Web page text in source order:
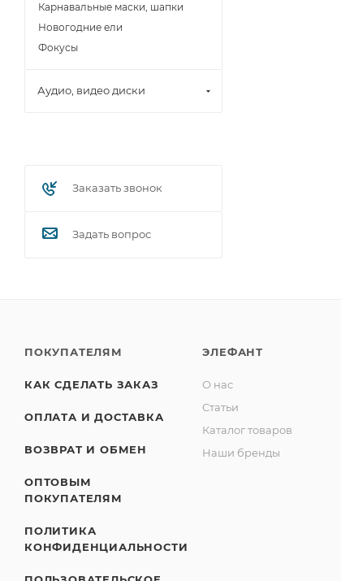
Карнавальные маски, шапки
Новогодние ели
Фокусы
Аудио, видео диски
Заказать звонок
Задать вопрос
ПОКУПАТЕЛЯМ
КАК СДЕЛАТЬ ЗАКАЗ
ОПЛАТА И ДОСТАВКА
ВОЗВРАТ И ОБМЕН
ОПТОВЫМ
ПОКУПАТЕЛЯМ
ПОЛИТИКА
КОНФИДЕНЦИАЛЬНОСТИ
ЭЛЕФАНТ
О нас
Статьи
Каталог товаров
Наши бренды